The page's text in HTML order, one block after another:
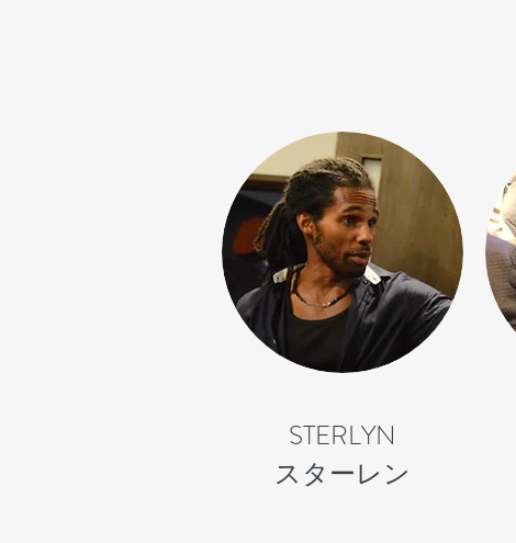
STERLYN
​スターレン